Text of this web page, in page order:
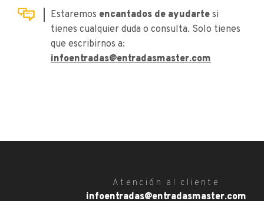
Estaremos encantados de ayudarte si
tienes cualquier duda o consulta. Solo tienes
que escribirnos a:
infoentradas@entradasmaster.com
Atención al cliente
infoentradas@entradasmaster.com